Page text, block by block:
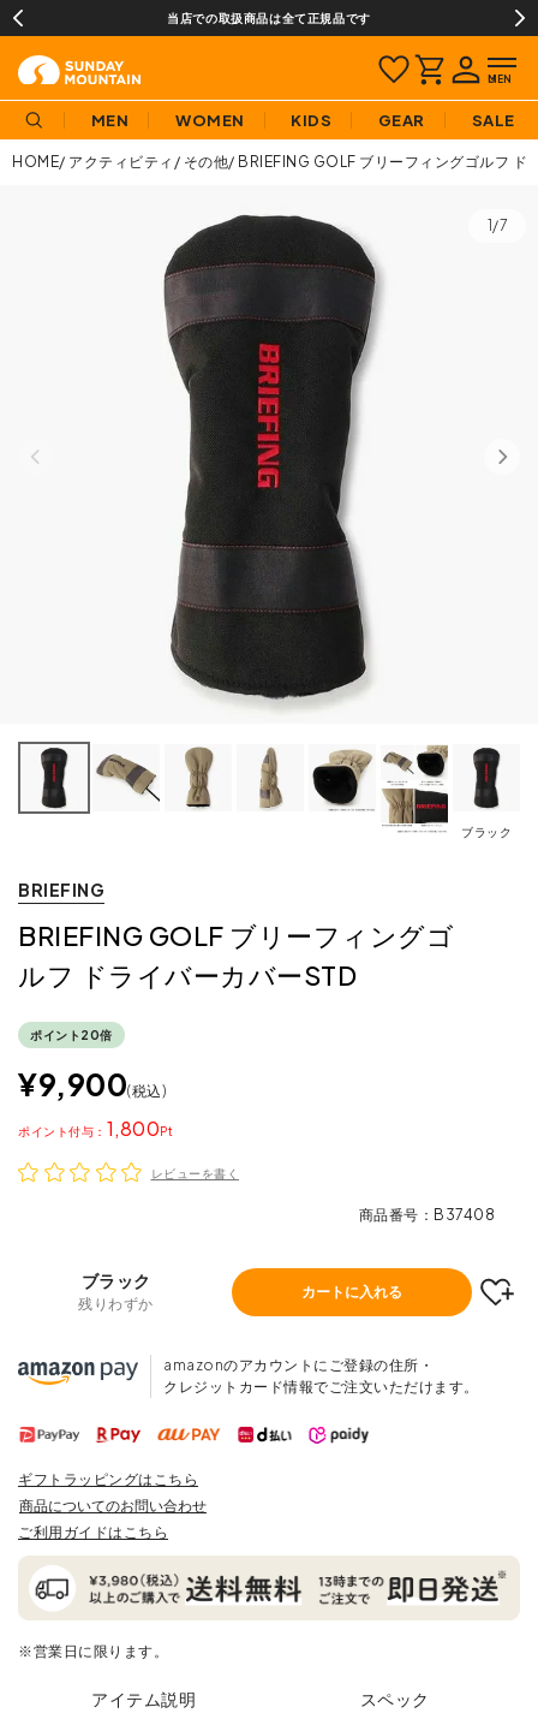
当店での取扱商品は全て正規品です
MEN WOMEN KIDS GEAR SALE
HOME アクティビティ その他 BRIEFING GOLF ブリーフィングゴルフ ド
1/7
ブラック
BRIEFING
BRIEFING GOLF ブリーフィングゴ
ルフ ドライバーカバーSTD
ポイント20倍
¥9,900 税込
1,800
ポイント
レビューを書く
商品番号 B37408
ブラック
残りわずか
カートに入れる
amazonのアカウントにご登録の住所・
クレジットカード情報でご注文いただけます。
ギフトラッピングはこちら
商品についてのお問い合わせ
ご利用ガイドはこちら
※営業日に限ります。
アイテム説明 スペック